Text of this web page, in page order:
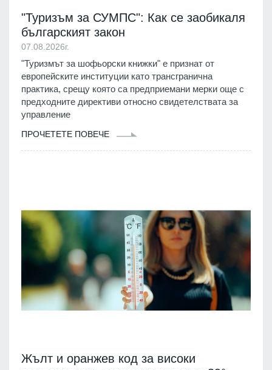
"Туризъм за СУМПС": Как се заобикаля
българският закон
07.08.2026г.
"Туризмът за шофьорски книжки" е признат от
европейските институции като трансгранична
практика, срещу която са предприемани мерки още с
предходните директиви относно свидетелствата за
управление
ПРОЧЕТЕТЕ ПОВЕЧЕ
Жълт и оранжев код за високи